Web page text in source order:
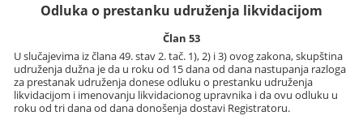
Odluka o prestanku udruženja likvidacijom
Član 53
U slučajevima iz člana 49. stav 2. tač. 1), 2) i 3) ovog zakona, skupština
udruženja dužna je da u roku od 15 dana od dana nastupanja razloga
za prestanak udruženja donese odluku o prestanku udruženja
likvidacijom i imenovanju likvidacionog upravnika i da ovu odluku u
roku od tri dana od dana donošenja dostavi Registratoru.